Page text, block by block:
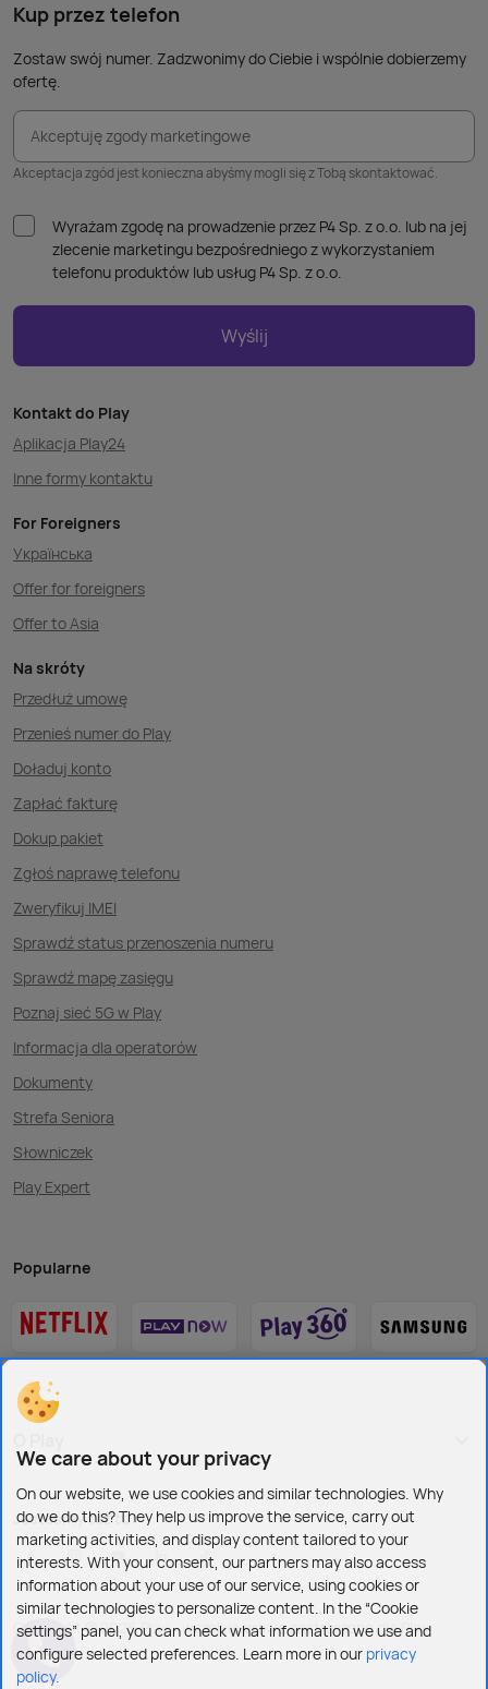
Kup przez telefon
Zostaw swój numer. Zadzwonimy do Ciebie i wspólnie dobierzemy
ofertę.
Akceptuję zgody marketingowe
Akceptacja zgód jest konieczna abyśmy mogli się z Tobą skontaktować.
Wyrażam zgodę na prowadzenie przez P4 Sp. z o.o. lub na jej
zlecenie marketingu bezpośredniego z wykorzystaniem
telefonu produktów lub usług P4 Sp. z o.o.
Wyślij
Kontakt do Play
Aplikacja Play24
Inne formy kontaktu
For Foreigners
Українська
Offer for foreigners
Offer to Asia
Na skróty
Przedłuż umowę
Przenieś numer do Play
Doładuj konto
Zapłać fakturę
Dokup pakiet
Zgłoś naprawę telefonu
Zweryfikuj IMEI
Sprawdź status przenoszenia numeru
Sprawdź mapę zasięgu
Poznaj sieć 5G w Play
Informacja dla operatorów
Dokumenty
Strefa Seniora
Słowniczek
Play Expert
Popularne
Jesteśmy też tu:
Copyright © 2026 Play - wszelkie prawa zastrzeżone dla Play
We care about your privacy
On our website, we use cookies and similar technologies. Why
do we do this? They help us improve the service, carry out
marketing activities, and display content tailored to your
interests. With your consent, our partners may also access
information about your use of our service, using cookies or
similar technologies to personalize content. In the “Cookie
settings” panel, you can check what information we use and
configure selected preferences. Learn more in our privacy
policy.